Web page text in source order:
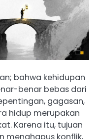
bahwa kehidupan
benar bebas dari
gagasan,
hidup merupakan
Karena itu, tujuan